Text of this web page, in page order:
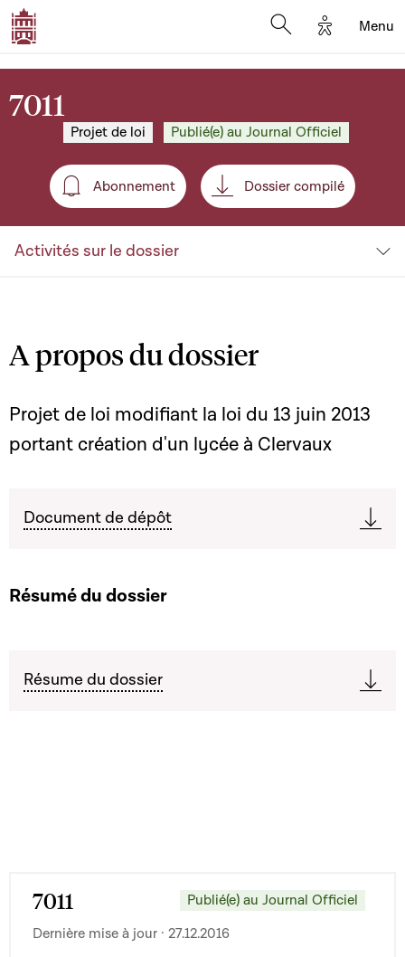
Options
Menu
7011
Projet de loi Publié(e) au Journal Officiel
Abonnement
Abonnement Dossier compilé
Activités sur le dossier
A propos du dossier
Projet de loi modifiant la loi du 13 juin 2013
portant création d'un lycée à Clervaux
Document de dépôt
Résumé du dossier
Résume du dossier
7011
Publié(e) au Journal Officiel
Dernière mise à jour · 27.12.2016